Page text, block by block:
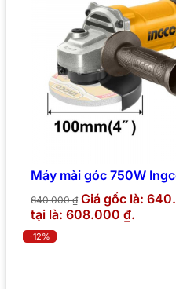
Máy mài góc 750W
640.000₫ Giá gốc là:
tại là: 608.000 ₫.
-12%